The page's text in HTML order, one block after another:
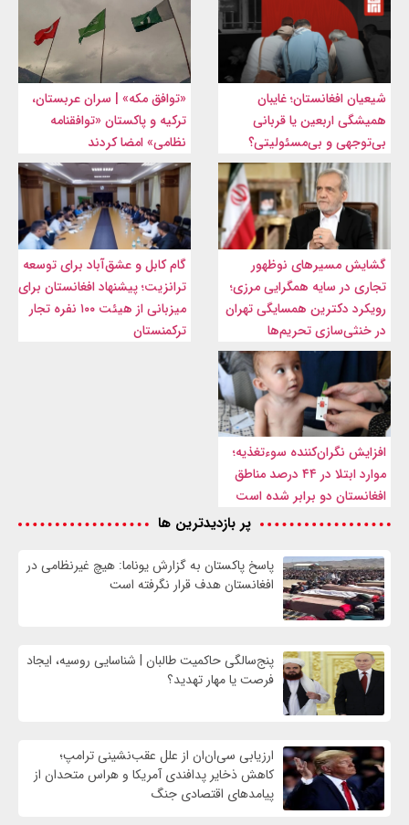
شیعیان افغانستان؛ غایبان
همیشگی اربعین یا قربانی
بی‌توجهی و بی‌مسئولیتی؟
«توافق مکه» | سران عربستان،
ترکیه و پاکستان «توافقنامه
نظامی» امضا کردند
گشایش مسیرهای نوظهور
تجاری در سایه همگرایی مرزی؛
رویکرد دکترین همسایگی تهران
در خنثی‌سازی تحریم‌ها
گام کابل و عشق‌آباد برای توسعه
ترانزیت؛ پیشنهاد افغانستان برای
میزبانی از هیئت ۱۰۰ نفره تجار
ترکمنستان
افزایش نگران‌کننده سوءتغذیه؛
موارد ابتلا در ۴۴ درصد مناطق
افغانستان دو برابر شده است
پر بازدیدترین ها
پاسخ پاکستان به گزارش یوناما: هیچ غیرنظامی در
افغانستان هدف قرار نگرفته است
پنج‌سالگی حاکمیت طالبان | شناسایی روسیه، ایجاد
فرصت‌ یا مهار تهدید؟
ارزیابی سی‌ان‌ان از علل عقب‌نشینی ترامپ؛
کاهش ذخایر پدافندی آمریکا و هراس متحدان از
پیامدهای اقتصادی جنگ